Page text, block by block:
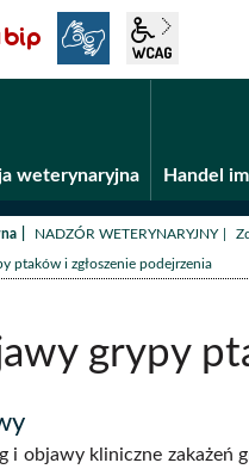
Fundusze unijne
BiP
weterynaryjna Handel
/NADZÓR WETERYNARYJNY /
ptaków i zgłoszenie podejrzenia
grypy
i objawy kliniczne